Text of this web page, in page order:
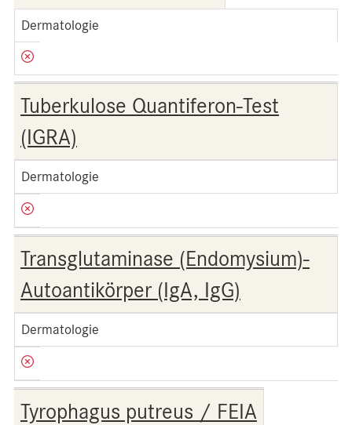
Dermatologie
Tuberkulose Quantiferon-Test
(IGRA)
Dermatologie
Transglutaminase (Endomysium)-
Autoantikörper (IgA, IgG)
Dermatologie
Tyrophagus putreus / FEIA